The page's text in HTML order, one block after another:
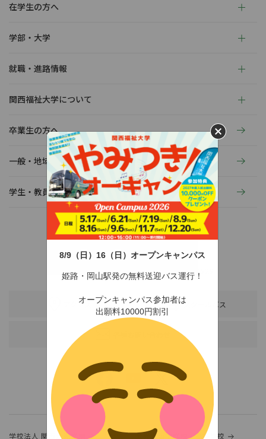
8/9（日）16（日）オープンキャンパス
姫路・岡山駅発の無料送迎バス運行！
オープンキャンパス参加者は
出願料10000円割引
在学生の方へ
学部・大学
就職・進路情報
関西福祉大学について
卒業生の方へ
一般・地域の方へ
学生・教員の活動
〒678-0255 兵庫県赤穂市新田380-3
TEL：0791-46-2525（代）FAX：0791-46-2526
アクセス スクールバス
学校法人 関西金光学園 金光大阪中学校・高等学校